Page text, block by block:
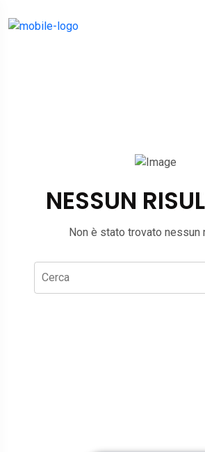
NESSUN
Non è stato trovato nessun